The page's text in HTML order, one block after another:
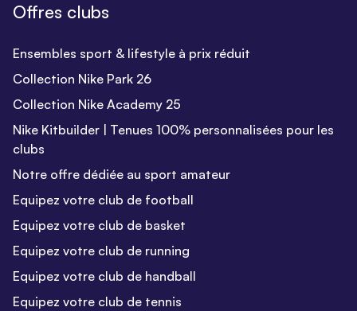
Offres clubs
Ensembles sport & lifestyle à prix réduit
Collection Nike Park 26
Collection Nike Academy 25
Nike Kitbuilder | Tenues 100% personnalisées pour les
clubs
Notre offre dédiée au sport amateur
Equipez votre club de football
Equipez votre club de basket
Equipez votre club de running
Equipez votre club de handball
Equipez votre club de tennis